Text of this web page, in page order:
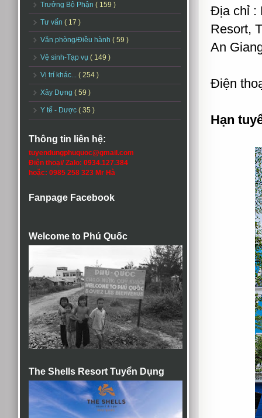
Trưởng Bộ Phận ( 159 )
Tư vấn ( 17 )
Văn phòng/Điều hành ( 59 )
Vệ sinh-Tạp vụ ( 149 )
Vị trí khác... ( 254 )
Xây Dựng ( 59 )
Y tế - Dược ( 35 )
Thông tin liên hệ:
tuyendungphuquoc@gmail.com
Điện thoại/ Zalo: 0934.127.384
hoặc: 0985 258 323 Mr Hà
Fanpage Facebook
Welcome to Phú Quốc
The Shells Resort Tuyển Dụng
Địa chỉ :
Resort,
An
Điện
Hạn